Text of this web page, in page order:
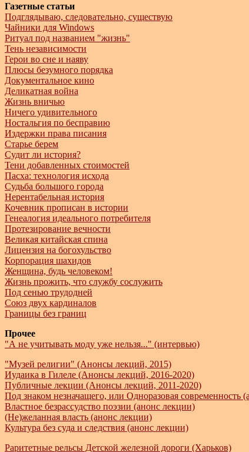
Газетные статьи
Подглядываю, следовательно, существую
Чайники для Windows
Ритуал под названием "жизнь"
Тень независимости
Герои во сне и наяву
Плюсы безумного порядка
Документальное кино
Деликатная война
Жизнь вничью
Ничего удивительного
Ностальгия по бесправию
Издержки права писания
Старье берем
Судит ли история?
Тени добавленных стоимостей
Пасха: технология исхода
Судьба большого города
Нерентабельная история
Кочевник прописан в истории
Генеалогия идеального потребителя
Протезирование вечности
Великая китайская спина
Лицензия на богохульство
Корпорация шахидов
Женщина, будь человеком!
Жизнь прожить, что службу сослужить
Под сенью трудодней
Союз двух кардиналов
Границы без границ
Прочее
"А не учитывать моду уже нельзя..." (интервью)
"Музей религии" (Анонсы лекций, 2015)
Иудаика в Гилеле (Анонсы лекций, 2016-2020)
Публичные лекции (Анонсы лекций, 2011-2020)
Под знаком незначащего, или Одноразовая современность
Властное безрассудство поэзии (анонс лекции)
(Не)желанная власть (анонс лекции)
Культура без суда и следствия (анонс лекции)
Раритетные рельсы Детской железной дороги (Харьков)